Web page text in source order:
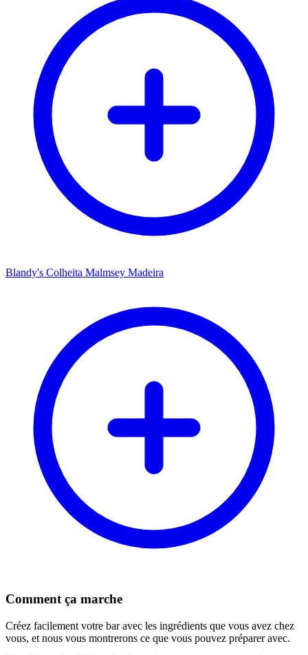
Blandy's Colheita Malmsey Madeira
Comment ça marche
Créez facilement votre bar avec les ingrédients que vous avez chez
vous, et nous vous montrerons ce que vous pouvez préparer avec.